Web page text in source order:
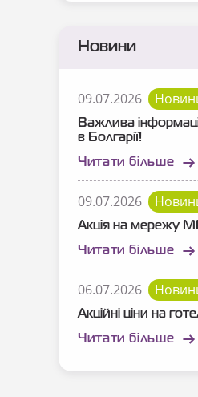
Новини
09.07.2026
Важлива
в Болгарії!
Читати більше
09.07.2026
Акція на мережу
Читати більше
06.07.2026
Акційні ціни на
Читати більше